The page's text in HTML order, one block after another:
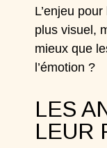
L’enjeu
plus visuel,
mieux que
l’émotion ?
LES
LEUR